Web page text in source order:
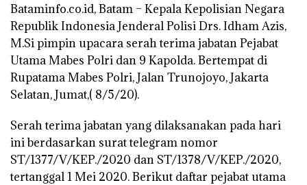
Bataminfo.co.id, Batam – Kepala Kepolisian Negara
Republik Indonesia Jenderal Polisi Drs. Idham Azis,
M.Si pimpin upacara serah terima jabatan Pejabat
Utama Mabes Polri dan 9 Kapolda. Bertempat di
Rupatama Mabes Polri, Jalan Trunojoyo, Jakarta
Selatan, Jumat,( 8/5/20).
Serah terima jabatan yang dilaksanakan pada hari
ini berdasarkan surat telegram nomor
ST/1377/V/KEP./2020 dan ST/1378/V/KEP./2020,
tertanggal 1 Mei 2020. Berikut daftar pejabat utama